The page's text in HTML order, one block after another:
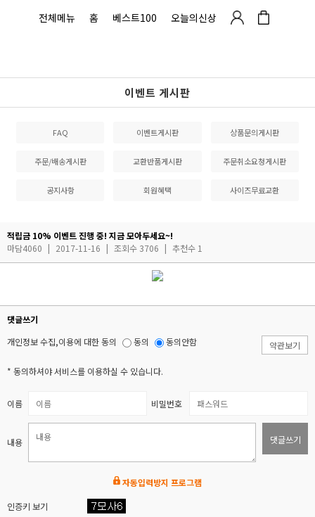
전체메뉴 홈 베스트100 오늘의신상
이벤트 게시판
FAQ 이벤트게시판 상품문의게시판
주문/배송게시판 교환반품게시판 주문취소요청게시판
공지사항 회원혜택 사이즈무료교환
적립금 10% 이벤트 진행 중! 지금 모아두세요~!
마담4060 | 2017-11-16 | 조회수 3706 | 추천수 1
댓글쓰기
개인정보 수집,이용에 대한 동의
동의 동의안함 약관보기
* 동의하셔야 서비스를 이용하실 수 있습니다.
이름 비밀번호
내용 댓글쓰기
자동입력방지 프로그램
인증키 보기